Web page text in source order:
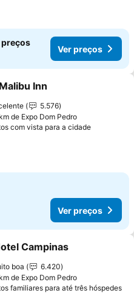
preços
Ver preços
aos favoritos
Inn
5.576
de Expo Dom Pedro
com vista para a cidade
Ver preços
aos favoritos
Campinas
boa
6.420
de Expo Dom Pedro
familiares para até três hóspedes